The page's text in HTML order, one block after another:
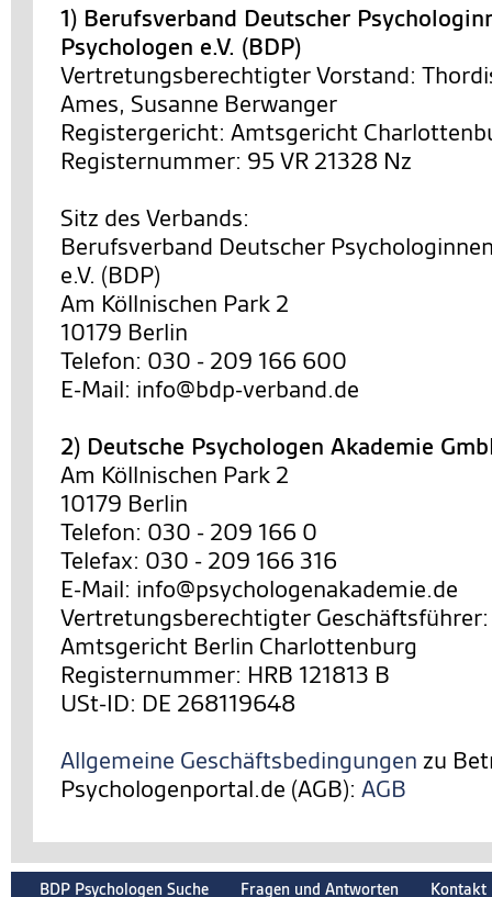
1) Berufsverband Deutscher
Psychologen e.V. (BDP)
Vertretungsberechtigter Vorstand:
Ames, Susanne Berwanger
Registergericht: Amtsgericht
Registernummer: 95 VR 21328 Nz
Sitz des Verbands:
Berufsverband Deutscher
e.V. (BDP)
Am Köllnischen Park 2
10179 Berlin
Telefon: 030 - 209 166 600
E-Mail: info@bdp-verband.de
2) Deutsche Psychologen Akademie
Am Köllnischen Park 2
10179 Berlin
Telefon: 030 - 209 166 0
Telefax: 030 - 209 166 316
E-Mail: info@psychologenakademie.de
Vertretungsberechtigter Geschäftsführer:
Amtsgericht Berlin Charlottenburg
Registernummer: HRB 121813 B
USt-ID: DE 268119648
Allgemeine Geschäftsbedingungen zu
Psychologenportal.de (AGB): AGB
BDP Psychologen Suche Fragen und Antworten Kontakt